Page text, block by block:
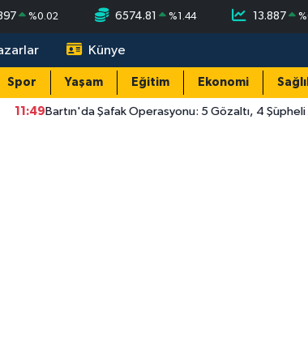
%0.02 6574.81 %1.44 13.887 %
Künye
Spor Yaşam Eğitim Ekonomi
11:49Bartın'da Şafak Operasyonu: 5 Gözaltı, 4 Şüpheli